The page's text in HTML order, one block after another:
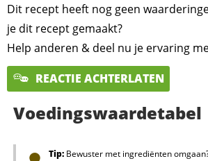
Dit recept heeft nog geen
je dit recept gemaakt?
Help anderen & deel nu je ervaring
REACTIE ACHTERLATEN
Voedingswaardetabel
Tip:Bewuster met ingrediënten